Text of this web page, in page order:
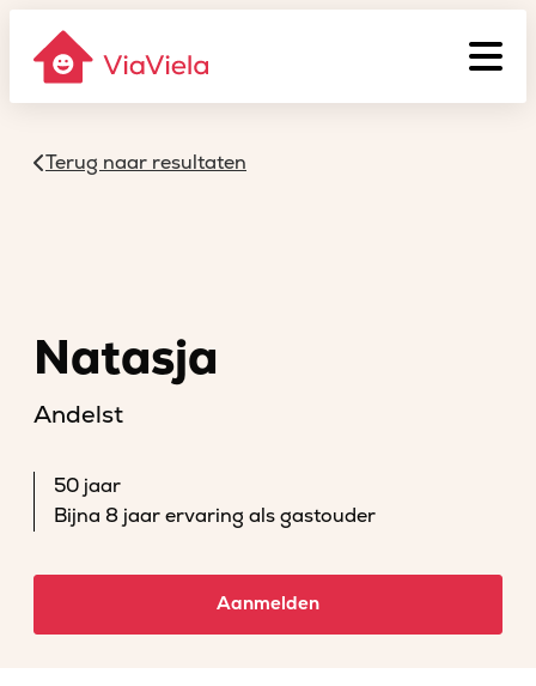
Terug naar resultaten
Natasja
Andelst
50 jaar
Bijna 8 jaar ervaring als gastouder
Aanmelden